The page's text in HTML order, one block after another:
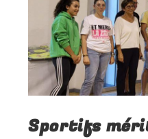
Sportifs